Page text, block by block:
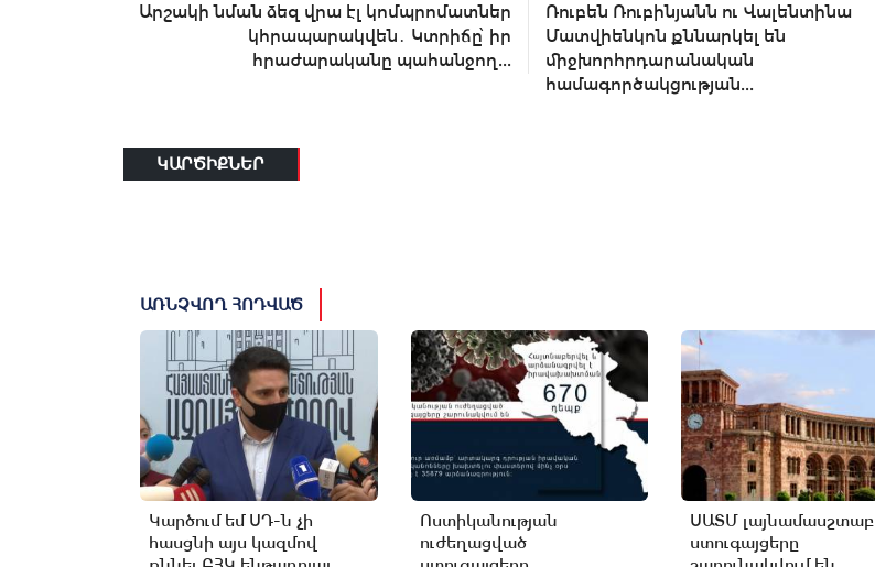
Արշակի նման ձեզ վրա էլ կոմպրոմատներ
կհրապարակվեն․ Կտրիճը՝ իր
հրաժարականը պահանջող...
Ռուբեն Ռուբինյանն ու Վալենտինա
Մատվիենկոն քննարկել են
միջխորհրդարանական
համագործակցության...
ԿԱՐԾԻՔՆԵՐ
ԱՌՆՉՎՈՂ ՀՈԴՎԱԾ
Կարծում եմ ՍԴ-ն չի
հասցնի այս կազմով
Ոստիկանության
ուժեղացված
ՍԱՏՄ լայնամասշտաբ
ստուգայցերը